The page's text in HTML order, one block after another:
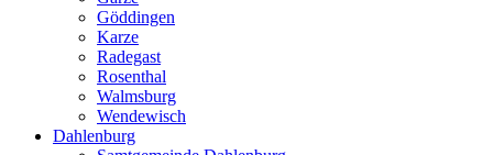
Göddingen
Karze
Radegast
Rosenthal
Walmsburg
Wendewisch
Dahlenburg